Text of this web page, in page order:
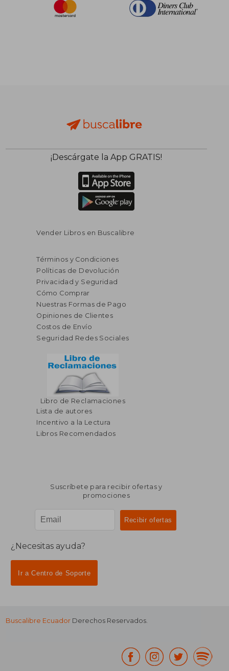
¡Descárgate la App GRATIS!
Vender Libros en Buscalibre
Términos y Condiciones
Políticas de Devolución
Privacidad y Seguridad
Cómo Comprar
Nuestras Formas de Pago
Opiniones de Clientes
Costos de Envío
Seguridad Redes Sociales
Libro de Reclamaciones
Lista de autores
Incentivo a la Lectura
Libros Recomendados
Suscríbete para recibir ofertas y
promociones
¿Necesitas ayuda?
Ir a Centro de Soporte
Buscalibre Ecuador Derechos Reservados.